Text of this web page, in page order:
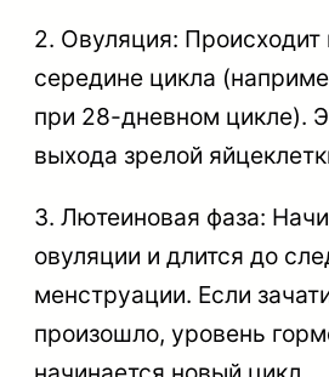
2. Овуляция:
середине цикла
при 28-дневном цикле).
выхода зрелой
3. Лютеиновая фаза:
овуляции и длится до
менструации. Если
произошло, уровень